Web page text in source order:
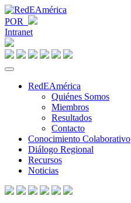
POR
Intranet
RedEAmérica
Quiénes Somos
Miembros
Resultados
Contacto
Conocimiento Colaborativo
Diálogo Regional
Recursos
Noticias